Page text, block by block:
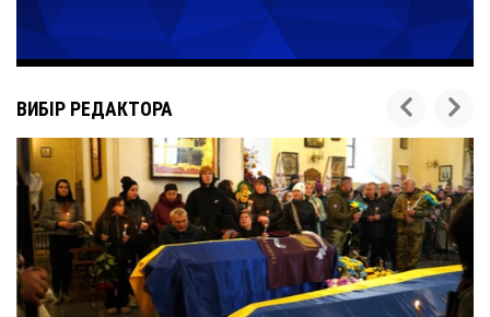
ВИБІР РЕДАКТОРА